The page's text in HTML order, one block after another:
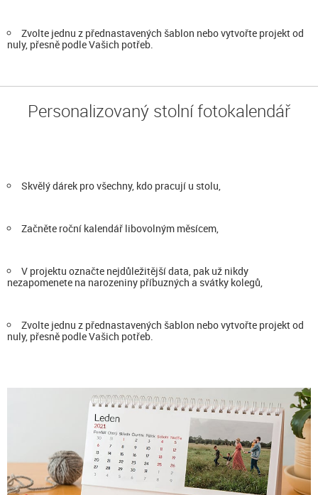
Zvolte jednu z přednastavených šablon nebo vytvořte projekt od
nuly, přesně podle Vašich potřeb.
Personalizovaný stolní fotokalendář
Skvělý dárek pro všechny, kdo pracují u stolu,
Začněte roční kalendář libovolným měsícem,
V projektu označte nejdůležitější data, pak už nikdy
nezapomenete na narozeniny příbuzných a svátky kolegů,
Zvolte jednu z přednastavených šablon nebo vytvořte projekt od
nuly, přesně podle Vašich potřeb.